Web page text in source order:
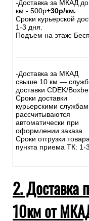
-Доставка за МКАД
км - 500р+30р/км.
Сроки курьерской
1-3 дня.
Подъем на этаж:
-Доставка за МКАД
свыше 10 км —
доставки CDEK/
Сроки доставки
курьерскими
рассчитываются
автоматически при
оформлении заказа.
Сроки отгрузки
пункта приема ТК: 1-
2. Доставка
10км от